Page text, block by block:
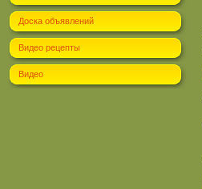
Доска объявлений
Видео рецепты
Видео